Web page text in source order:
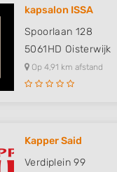
kapsalon ISSA
Spoorlaan 128
5061HD Oisterwijk
Op 4,91 km afstand
Kapper Said
Verdiplein 99